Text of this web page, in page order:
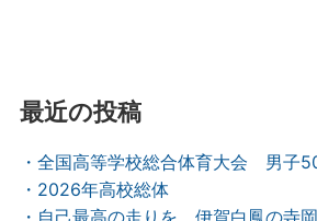
最近の投稿
・全国高等学校総合体育大会 男子
・2026年高校総体
・自己最高の走りを 伊賀白鳳の寺